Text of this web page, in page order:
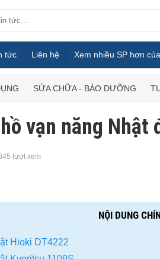
tức Liên hệ Xem nhiều SP hơn
SỬA CHỮA - BẢO DƯỠNG
vạn năng Nhật
lượt xem
NỘI DUNG
Hioki DT4222